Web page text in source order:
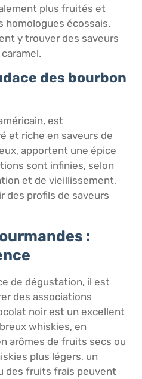
plus fruités et
homologues écossais.
y trouver des saveurs
des bourbon
est
et riche en saveurs de
apportent une épice
sont infinies, selon
et de vieillissement,
des profils de saveurs
:
de dégustation, il est
des associations
noir est un excellent
whiskies, en
arômes de fruits secs ou
plus légers, un
des fruits frais peuvent